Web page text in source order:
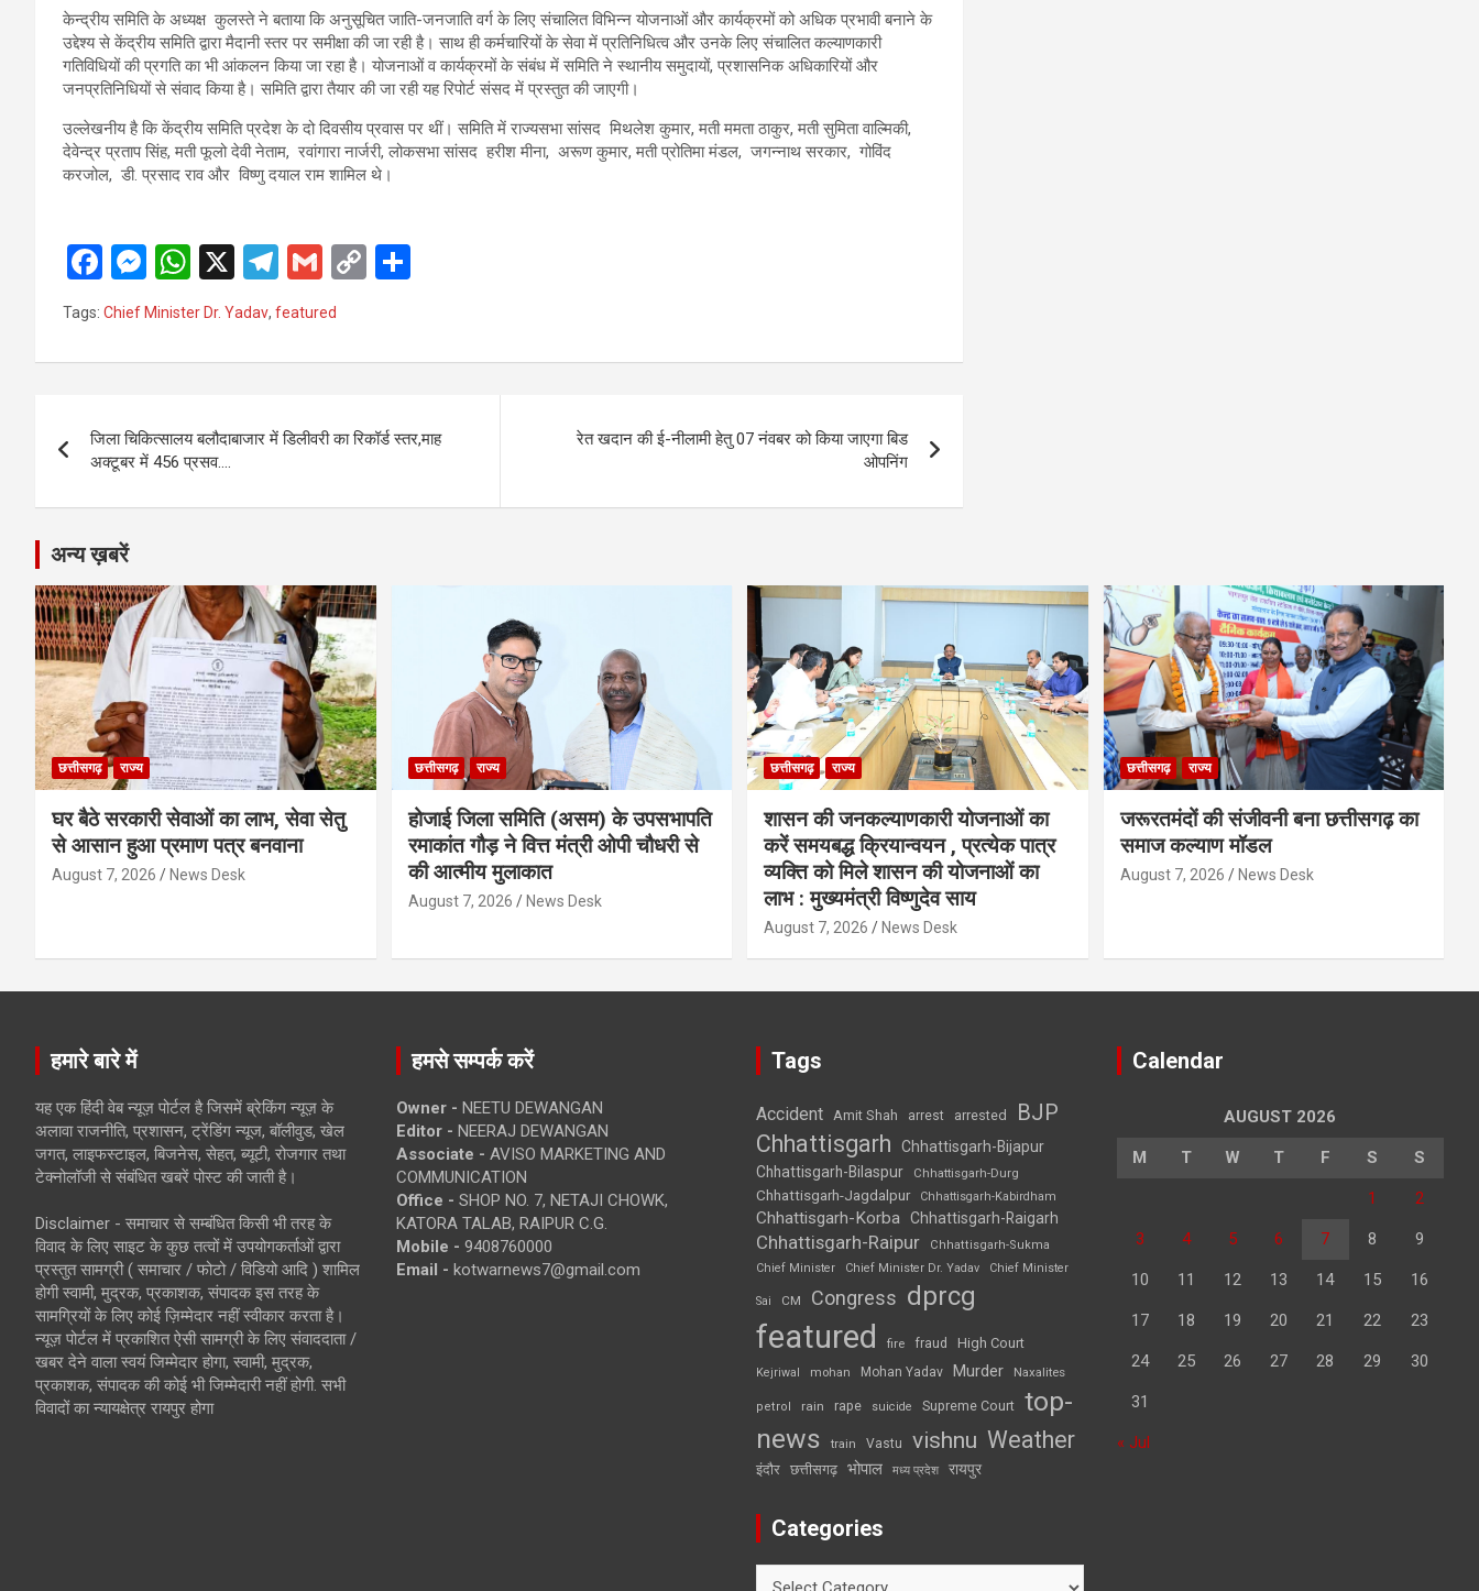
केन्द्रीय समिति के अध्यक्ष कुलस्ते ने बताया कि अनुसूचित जाति-जनजाति वर्ग के लिए संचालित विभिन्न योजनाओं और कार्यक्रमों को अधिक प्रभावी बनाने के
उद्देश्य से केंद्रीय समिति द्वारा मैदानी स्तर पर समीक्षा की जा रही है। साथ ही कर्मचारियों के सेवा में प्रतिनिधित्व और उनके लिए संचालित कल्याणकारी
गतिविधियों की प्रगति का भी आंकलन किया जा रहा है। योजनाओं व कार्यक्रमों के संबंध में समिति ने स्थानीय समुदायों, प्रशासनिक अधिकारियों और
जनप्रतिनिधियों से संवाद किया है। समिति द्वारा तैयार की जा रही यह रिपोर्ट संसद में प्रस्तुत की जाएगी।
उल्लेखनीय है कि केंद्रीय समिति प्रदेश के दो दिवसीय प्रवास पर थीं। समिति में राज्यसभा सांसद मिथलेश कुमार, मती ममता ठाकुर, मती सुमिता वाल्मिकी,
देवेन्द्र प्रताप सिंह, मती फूलो देवी नेताम, रवांगारा नार्जरी, लोकसभा सांसद हरीश मीना, अरूण कुमार, मती प्रोतिमा मंडल, जगन्नाथ सरकार, गोविंद
करजोल, डी. प्रसाद राव और विष्णु दयाल राम शामिल थे।
F
a
ce
b
o
k
M
es
se
n
er
W
h
at
s
p
p
X
T
el
e
gr
m
G
m
ail
C
Li
k
e
Tags: Chief Minister Dr. Yadav, featured
navigation
जिला चिकित्सालय बलौदाबाजार में डिलीवरी का रिकॉर्ड स्तर,माह
अक्टूबर में 456 प्रसव….
रेत खदान की ई-नीलामी हेतु 07 नंवबर को किया जाएगा बिड
ओपनिंग
अन्य ख़बरें
छत्तीसगढ़ राज्य
घर बैठे सरकारी सेवाओं का लाभ, सेवा सेतु
से आसान हुआ प्रमाण पत्र बनवाना
August 7, 2026 News Desk
छत्तीसगढ़ राज्य
होजाई जिला समिति (असम) के उपसभापति
रमाकांत गौड़ ने वित्त मंत्री ओपी चौधरी से
की आत्मीय मुलाकात
August 7, 2026 News Desk
छत्तीसगढ़ राज्य
शासन की जनकल्याणकारी योजनाओं का
करें समयबद्ध क्रियान्वयन , प्रत्येक पात्र
व्यक्ति को मिले शासन की योजनाओं का
लाभ : मुख्यमंत्री विष्णुदेव साय
August 7, 2026 News Desk
छत्तीसगढ़ राज्य
जरूरतमंदों की संजीवनी बना छत्तीसगढ़ का
समाज कल्याण मॉडल
August 7, 2026 News Desk
हमारे बारे में
यह एक हिंदी वेब न्यूज़ पोर्टल है जिसमें ब्रेकिंग न्यूज़ के
अलावा राजनीति, प्रशासन, ट्रेंडिंग न्यूज, बॉलीवुड, खेल
जगत, लाइफस्टाइल, बिजनेस, सेहत, ब्यूटी, रोजगार तथा
टेक्नोलॉजी से संबंधित खबरें पोस्ट की जाती है।
Disclaimer - समाचार से सम्बंधित किसी भी तरह के
विवाद के लिए साइट के कुछ तत्वों में उपयोगकर्ताओं द्वारा
प्रस्तुत सामग्री ( समाचार / फोटो / विडियो आदि ) शामिल
होगी स्वामी, मुद्रक, प्रकाशक, संपादक इस तरह के
सामग्रियों के लिए कोई ज़िम्मेदार नहीं स्वीकार करता है।
न्यूज़ पोर्टल में प्रकाशित ऐसी सामग्री के लिए संवाददाता /
खबर देने वाला स्वयं जिम्मेदार होगा, स्वामी, मुद्रक,
प्रकाशक, संपादक की कोई भी जिम्मेदारी नहीं होगी. सभी
विवादों का न्यायक्षेत्र रायपुर होगा
हमसे सम्पर्क करें
Owner - NEETU DEWANGAN
Editor - NEERAJ DEWANGAN
Associate - AVISO MARKETING AND
COMMUNICATION
Office - SHOP NO. 7, NETAJI CHOWK,
KATORA TALAB, RAIPUR C.G.
Mobile - 9408760000
Email - kotwarnews7@gmail.com
Tags
Accident Amit Shah arrest arrested BJP
Chhattisgarh
Chhattisgarh-Bijapur
Chhattisgarh-Bilaspur
Chhattisgarh-Durg
Chhattisgarh-Jagdalpur Chhattisgarh-Kabirdham
Chhattisgarh-Korba Chhattisgarh-Raigarh
Chhattisgarh-Raipur
Chhattisgarh-Sukma
Chief Minister
Chief Minister Dr. Yadav Chief Minister
Sai CM Congress dprcg
featured fire fraud High Court
Kejriwal mohan Mohan Yadav Murder Naxalites
petrol rain rape suicide Supreme Court top-
news
train Vastu vishnu Weather
इंदौर छत्तीसगढ़ भोपाल मध्य प्रदेश रायपुर
Categories
Calendar
AUGUST 2026
M T W T F S S
1 2
3 4 5 6 7 8 9
10 11 12 13 14 15 16
17 18 19 20 21 22 23
24 25 26 27 28 29 30
31
« Jul